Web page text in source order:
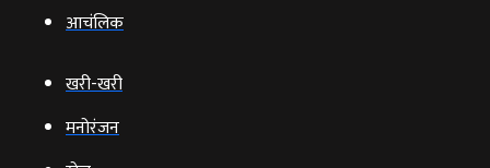
आचंलिक
खरी-खरी
मनोरंजन